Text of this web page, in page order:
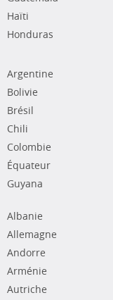
Haïti
Honduras
Argentine
Bolivie
Brésil
Chili
Colombie
Équateur
Guyana
Albanie
Allemagne
Andorre
Arménie
Autriche